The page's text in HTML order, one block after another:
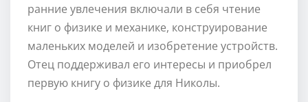
ранние увлечения включали в себя чтение
книг о физике и механике, конструирование
маленьких моделей и изобретение устройств.
Отец поддерживал его интересы и приобрел
первую книгу о физике для Николы.